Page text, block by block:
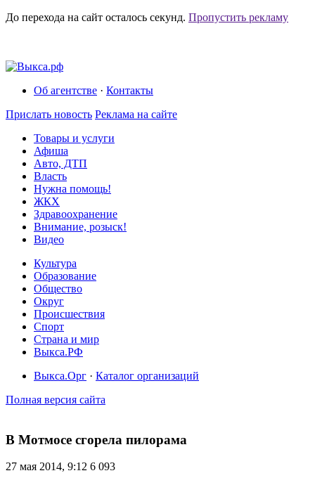
До перехода на сайт осталось секунд. Пропустить рекламу
Об агентстве · Контакты
Прислать новость Реклама на сайте
Товары и услуги
Афиша
Авто, ДТП
Власть
Нужна помощь!
ЖКХ
Здравоохранение
Внимание, розыск!
Видео
Культура
Образование
Общество
Округ
Происшествия
Спорт
Страна и мир
Выкса.РФ
Выкса.Орг · Каталог организаций
Полная версия сайта
В Мотмосе сгорела пилорама
27 мая 2014, 9:12 6 093